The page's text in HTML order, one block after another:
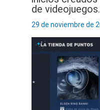
de
29 de noviembre de